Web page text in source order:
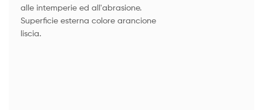
alle intemperie ed all'abrasione.
Superficie esterna colore arancione
liscia.